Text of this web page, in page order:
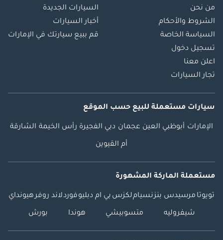
من نحن
الشروط والأحكام
السياسة الخاصة
تسجيل دخول
اعلن معنا
تجار السيارات
السيارات الجديدة
أخبار السيارات
قم ببيع سيارتك في الإمارات
سيارات مستعملة للبيع حسب الموقع
الإمارات أبوظبي العين عجمان دبي الفجيرة رأس الخيمة الشارقة
أم القيوين
مستعملة الماركة المشهورة
تويوتا مرسيدس بنزنسياملكزس بي ام دبليوفوردلاند روفرهيونداي
شيفروليه متسوبيشي هوندا بورش